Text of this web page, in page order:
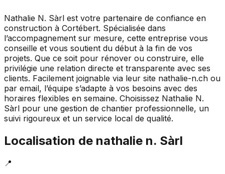
Nathalie N. Sàrl est votre partenaire de confiance en
construction à Cortébert. Spécialisée dans
l’accompagnement sur mesure, cette entreprise vous
conseille et vous soutient du début à la fin de vos
projets. Que ce soit pour rénover ou construire, elle
privilégie une relation directe et transparente avec ses
clients. Facilement joignable via leur site nathalie-n.ch ou
par email, l’équipe s’adapte à vos besoins avec des
horaires flexibles en semaine. Choisissez Nathalie N.
Sàrl pour une gestion de chantier professionnelle, un
suivi rigoureux et un service local de qualité.
Localisation de nathalie n. Sàrl
📍